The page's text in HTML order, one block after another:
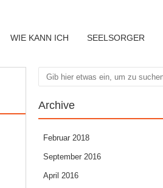
WIE KANN ICH SEELSORGER
Suchen
Archive
Februar 2018
September 2016
April 2016